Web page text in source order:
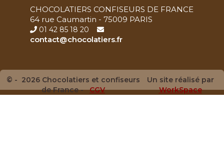
CHOCOLATIERS CONFISEURS DE FRANCE
64 rue Caumartin - 75009 PARIS
01 42 85 18 20
contact@chocolatiers.fr
© - 2026 Chocolatiers et confiseurs
de France -CGV
Un site réalisé par
WorkSpace